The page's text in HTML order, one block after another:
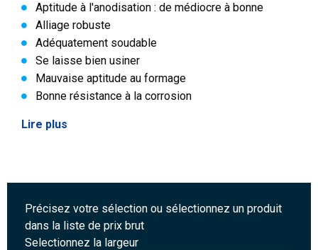
Aptitude à l'anodisation : de médiocre à bonne
Alliage robuste
Adéquatement soudable
Se laisse bien usiner
Mauvaise aptitude au formage
Bonne résistance à la corrosion
Lire plus
Précisez votre sélection ou sélectionnez un produit
dans la liste de prix brut
Selectionnez la largeur